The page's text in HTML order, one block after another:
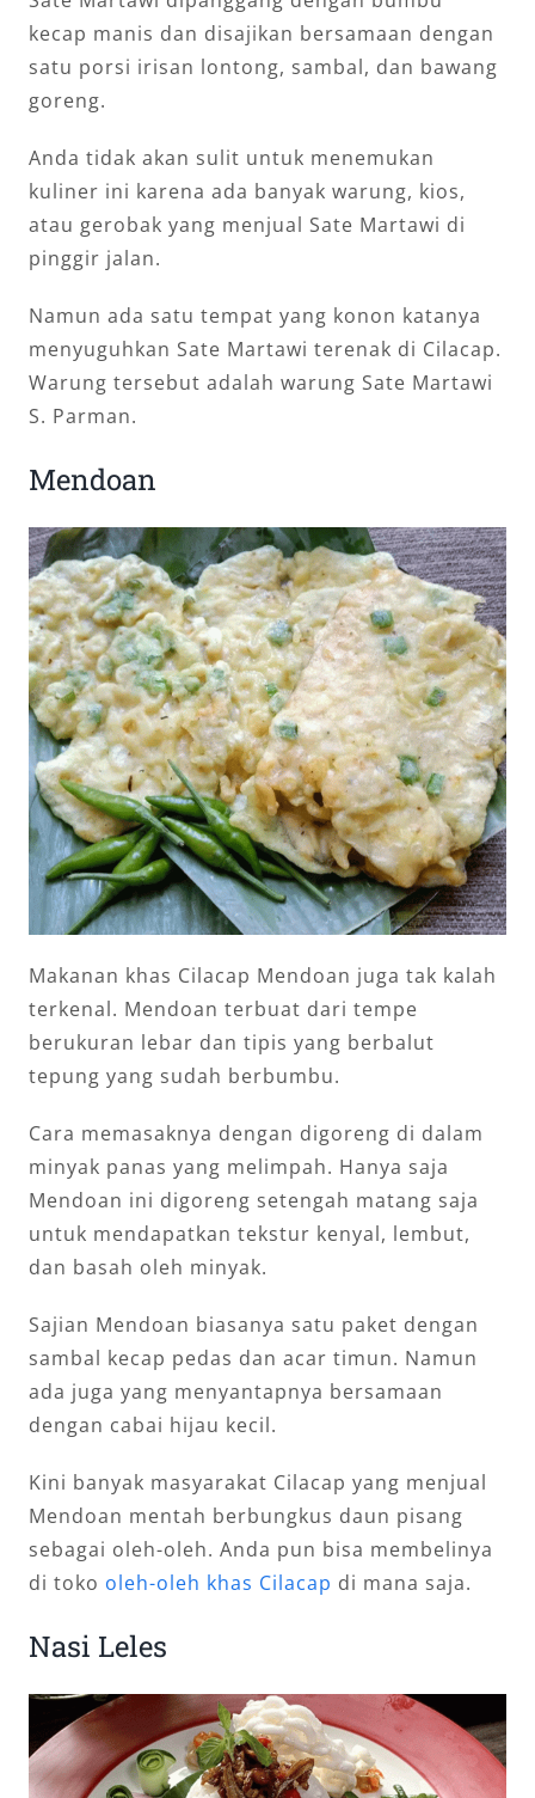
kecap manis dan disajikan bersamaan dengan
satu porsi irisan lontong, sambal, dan bawang
goreng.
Anda tidak akan sulit untuk menemukan
kuliner ini karena ada banyak warung, kios,
atau gerobak yang menjual Sate Martawi di
pinggir jalan.
Namun ada satu tempat yang konon katanya
menyuguhkan Sate Martawi terenak di Cilacap.
Warung tersebut adalah warung Sate Martawi
S. Parman.
Mendoan
Makanan khas Cilacap Mendoan juga tak kalah
terkenal. Mendoan terbuat dari tempe
berukuran lebar dan tipis yang berbalut
tepung yang sudah berbumbu.
Cara memasaknya dengan digoreng di dalam
minyak panas yang melimpah. Hanya saja
Mendoan ini digoreng setengah matang saja
untuk mendapatkan tekstur kenyal, lembut,
dan basah oleh minyak.
Sajian Mendoan biasanya satu paket dengan
sambal kecap pedas dan acar timun. Namun
ada juga yang menyantapnya bersamaan
dengan cabai hijau kecil.
Kini banyak masyarakat Cilacap yang menjual
Mendoan mentah berbungkus daun pisang
sebagai oleh-oleh. Anda pun bisa membelinya
di toko oleh-oleh khas Cilacap di mana saja.
Nasi Leles